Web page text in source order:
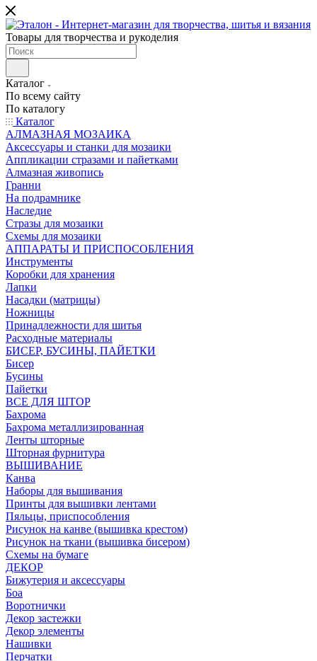
Товары для творчества и рукоделия
Каталог
По всему сайту
По каталогу
Каталог
АЛМАЗНАЯ МОЗАИКА
Аксессуары и станки для мозаики
Аппликации стразами и пайетками
Алмазная живопись
Гранни
На подрамнике
Наследие
Стразы для мозаики
Схемы для мозаики
АППАРАТЫ И ПРИСПОСОБЛЕНИЯ
Инструменты
Коробки для хранения
Лапки
Насадки (матрицы)
Ножницы
Принадлежности для шитья
Расходные материалы
БИСЕР, БУСИНЫ, ПАЙЕТКИ
Бисер
Бусины
Пайетки
ВСЕ ДЛЯ ШТОР
Бахрома
Бахрома металлизированная
Ленты шторные
Шторная фурнитура
ВЫШИВАНИЕ
Канва
Наборы для вышивания
Принты для вышивки лентами
Пяльцы, приспособления
Рисунок на канве (вышивка крестом)
Рисунок на ткани (вышивка бисером)
Схемы на бумаге
ДЕКОР
Бижутерия и аксессуары
Боа
Воротнички
Декор застежки
Декор элементы
Нашивки
Перчатки